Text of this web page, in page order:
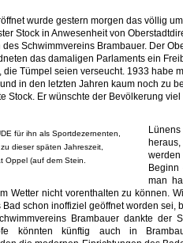
wurde gestern morgen das völlig
Stock in Anwesenheit von
Schwimmvereins Brambauer. Der
das damaligen Parlaments ein
Tümpel seien verseucht. 1933 habe
in den letzten Jahren kaum noch zu
Stock. Er wünschte der Bevölkerung
für ihn als Sportdezernenten,
dieser späten Jahreszeit,
Oppel (auf dem Stein.
Beginn
man
Wetter nicht vorenthalten zu können.
Bad schon inoffiziel geöffnet worden
Brambauer dankte der
könnten künftig auch in